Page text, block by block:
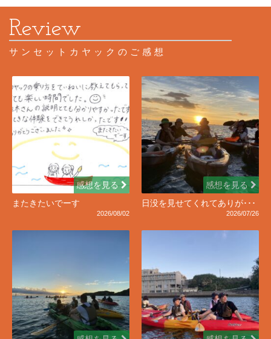
サンセットカヤックのご感想
感想を見る
またきたいでーす
2026/08/02
感想を見る
日没を見せてくれてありが･･･
2026/07/26